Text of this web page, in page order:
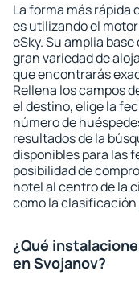
La forma más rápida
es utilizando el
eSky. Su amplia
gran variedad de
que encontrarás
Rellena los campos
el destino, elige la
número de
resultados de la
disponibles para las
posibilidad de
hotel al centro de la
como la clasificación
¿Qué
en Svojanov?